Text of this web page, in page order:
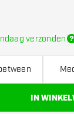
verzonden
IN